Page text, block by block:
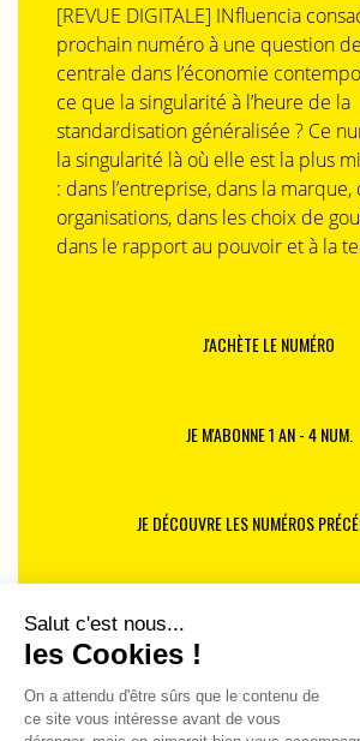
[REVUE DIGITALE] INfluencia
prochain numéro à une question
centrale dans l’économie
ce que la singularité à l’heure de la
standardisation généralisée ? Ce
la singularité là où elle est la plus
: dans l’entreprise, dans la marque,
organisations, dans les choix de
dans le rapport au pouvoir et à la
J'ACHÈTE LE NUMÉRO
JE M'ABONNE 1 AN - 4 NUM.
JE DÉCOUVRE LES NUMÉROS